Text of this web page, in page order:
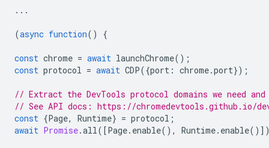
...
(async function() {
const chrome = await launchChrome();
const protocol = await CDP({port : chrome.port});
// Extract the DevTools protocol domains we need and
// See API docs: https://chromedevtools.github.io/
const {Page, Runtime} = protocol ;
await Promise.all([Page. enable(), Runtime. enable